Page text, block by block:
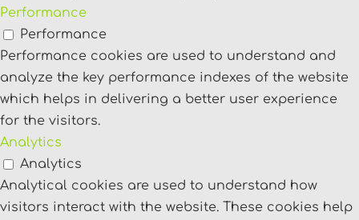
Performance
Performance
Performance cookies are used to understand and
analyze the key performance indexes of the website
which helps in delivering a better user experience
for the visitors.
Analytics
Analytics
Analytical cookies are used to understand how
visitors interact with the website. These cookies help